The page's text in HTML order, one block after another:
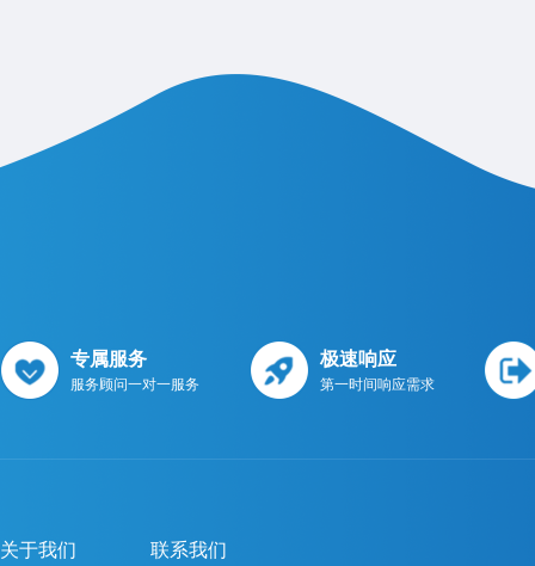
专属服务
服务顾问一对一服务
极速响应
第一时间响应需求
关于我们 联系我们